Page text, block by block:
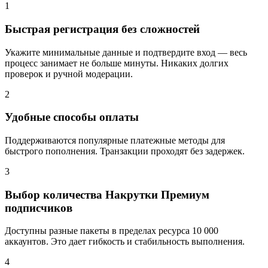
1
Быстрая регистрация без сложностей
Укажите минимальные данные и подтвердите вход — весь
процесс занимает не больше минуты. Никаких долгих
проверок и ручной модерации.
2
Удобные способы оплаты
Поддерживаются популярные платежные методы для
быстрого пополнения. Транзакции проходят без задержек.
3
Выбор количества Накрутки Премиум
подписчиков
Доступны разные пакеты в пределах ресурса 10 000
аккаунтов. Это дает гибкость и стабильность выполнения.
4